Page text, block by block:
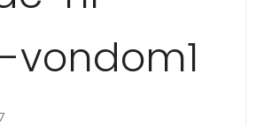
vondom1